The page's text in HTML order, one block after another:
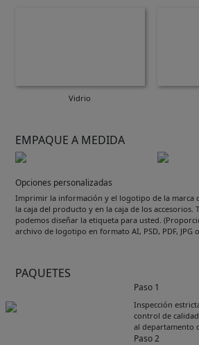
Vidrio
EMPAQUE A MEDIDA
Opciones personalizadas
Imprimir la información y el logotipo de la marca
la caja del producto y en la caja de los accesorios.
podemos diseñar la etiqueta para usted.
archivo de logotipo en formato AI, PSD, PDF, JPG o
PAQUETES
Paso 1
Inspección
control de
al departamento
Paso 2